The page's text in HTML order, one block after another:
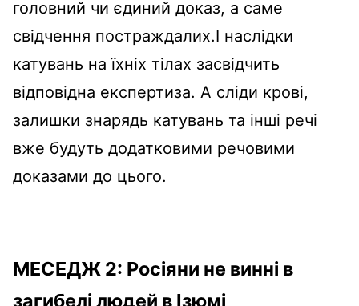
головний чи єдиний доказ, а саме
свідчення постраждалих.І наслідки
катувань на їхніх тілах засвідчить
відповідна експертиза. А сліди крові,
залишки знарядь катувань та інші речі
вже будуть додатковими речовими
доказами до цього.
МЕСЕДЖ 2: Росіяни не винні в
загибелі людей в Ізюмі